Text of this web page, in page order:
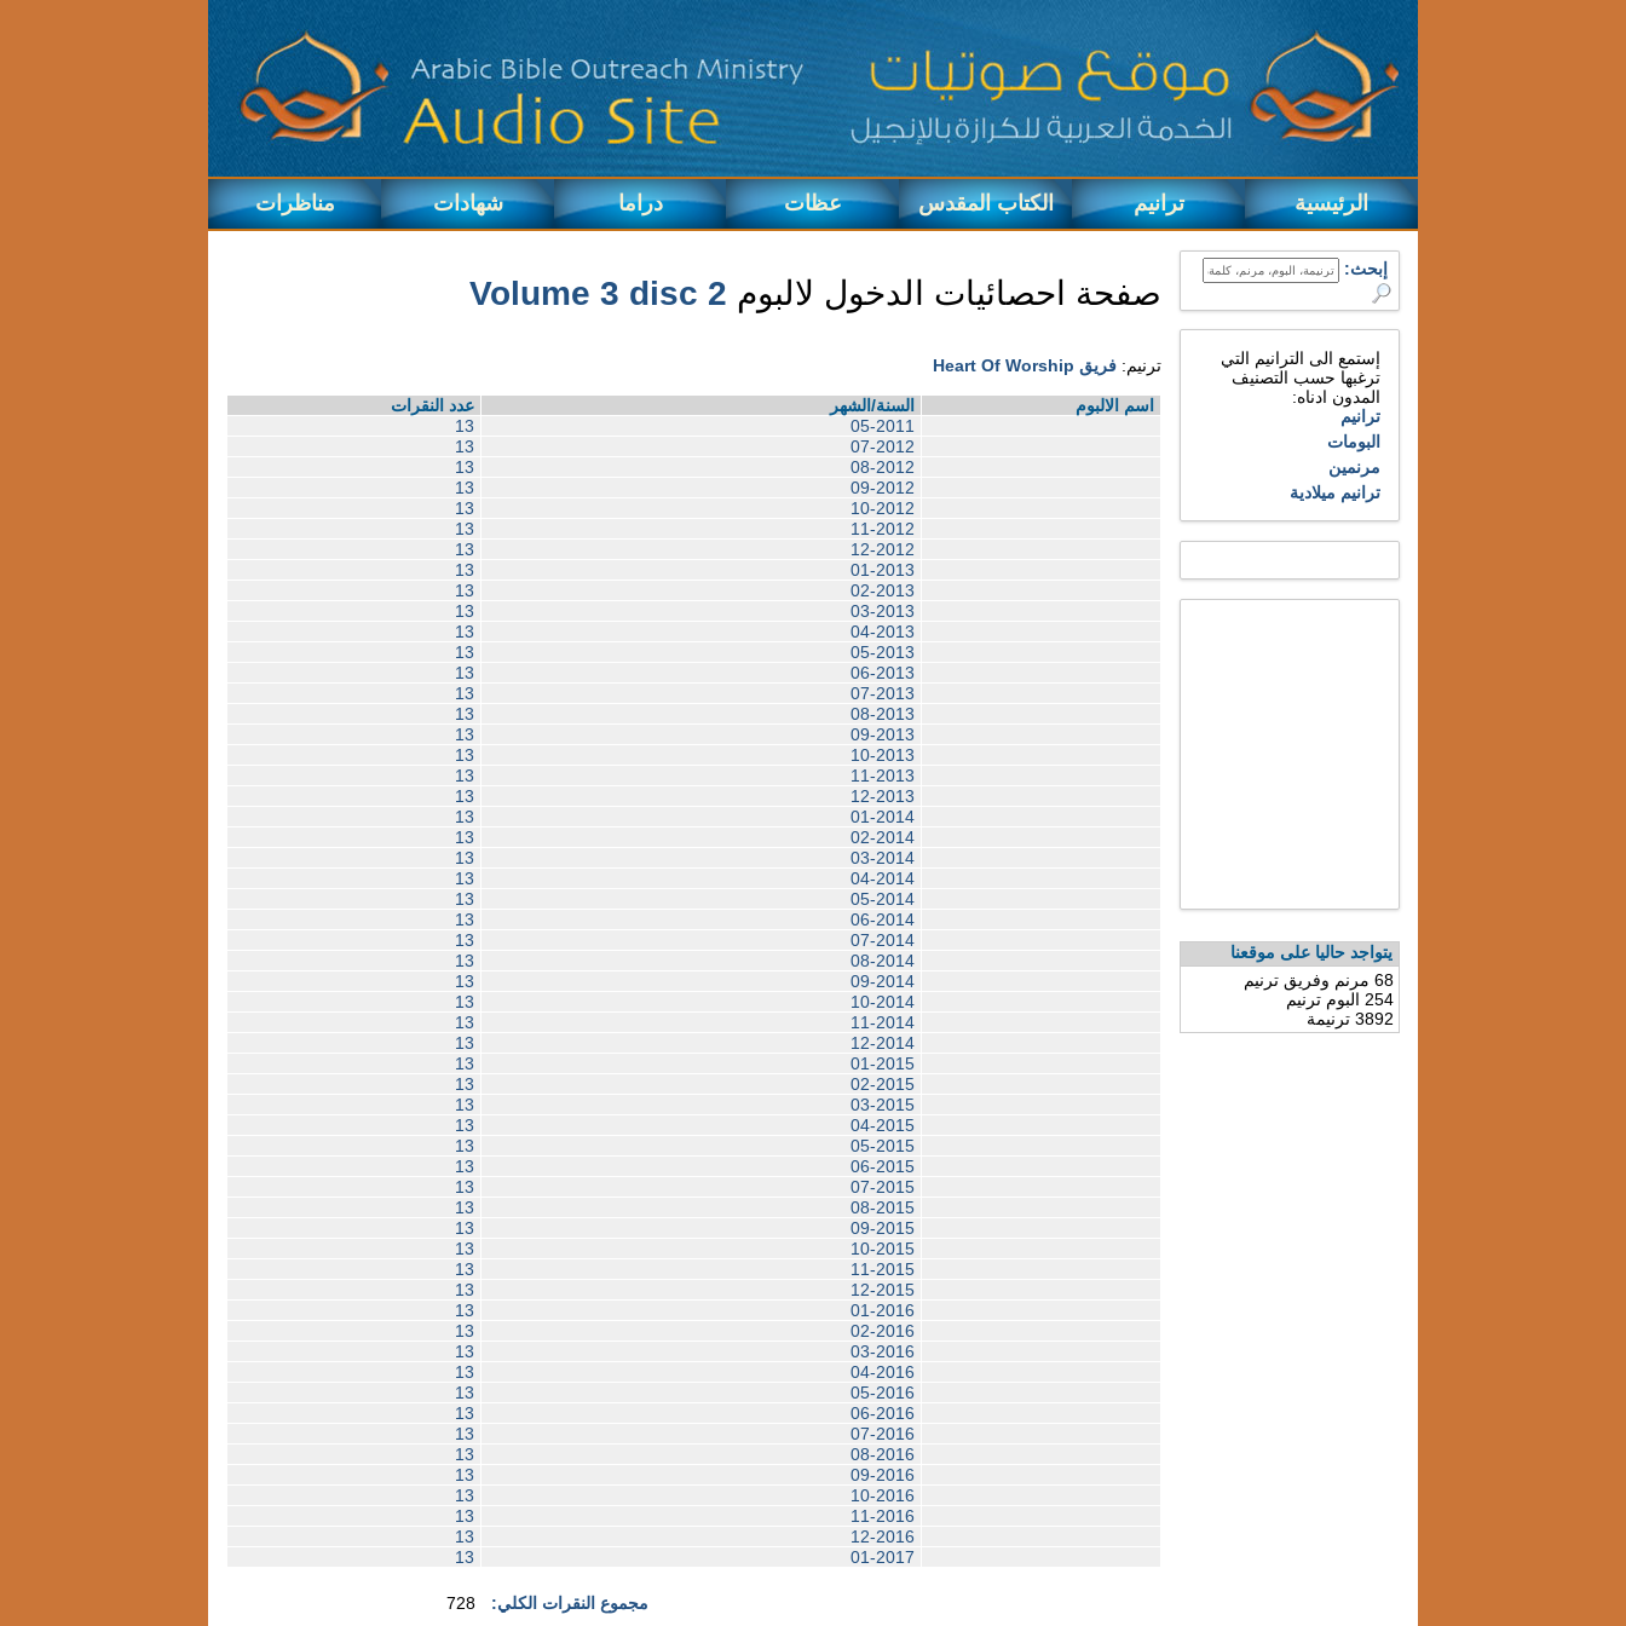
الرئيسية ترانيم الكتاب المقدس عظات دراما شهادات مناظرات
إبحث:
إستمع الى الترانيم التي
ترغبها حسب التصنيف
المدون ادناه:
ترانيم
البومات
مرنمين
ترانيم ميلادية
يتواجد حاليا على موقعنا
صفحة احصائيات الدخول لالبوم Volume 3 disc 2
ترنيم: فريق Heart Of Worship
اسم الالبوم السنة/الشهر
عدد النقرات
05-2011
13
07-2012
13
08-2012
13
09-2012
13
10-2012
13
11-2012
13
12-2012
13
01-2013
13
02-2013
13
03-2013
13
04-2013
13
05-2013
13
06-2013
13
07-2013
13
08-2013
13
09-2013
13
10-2013
13
11-2013
13
12-2013
13
01-2014
13
02-2014
13
03-2014
13
04-2014
13
05-2014
13
06-2014
13
07-2014
13
08-2014
13
09-2014
13
10-2014
13
11-2014
13
12-2014
13
01-2015
13
02-2015
13
03-2015
13
04-2015
13
05-2015
13
06-2015
13
07-2015
13
08-2015
13
09-2015
13
10-2015
13
11-2015
13
12-2015
13
01-2016
13
02-2016
13
03-2016
13
04-2016
13
05-2016
13
06-2016
13
07-2016
13
08-2016
13
09-2016
13
10-2016
13
11-2016
13
12-2016
13
01-2017
13
مجموع النقرات الكلي: